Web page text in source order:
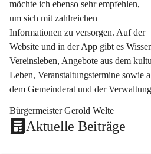
möchte ich ebenso sehr empfehlen,
um sich mit zahlreichen
Informationen zu versorgen. Auf der
Website und in der App gibt es
Vereinsleben, Angebote aus dem
Leben, Veranstaltungstermine sowie
dem Gemeinderat und der
Bürgermeister Gerold Welte
Aktuelle Beiträge